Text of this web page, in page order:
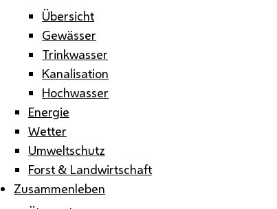
Übersicht
Gewässer
Trinkwasser
Kanalisation
Hochwasser
Energie
Wetter
Umweltschutz
Forst & Landwirtschaft
Zusammenleben